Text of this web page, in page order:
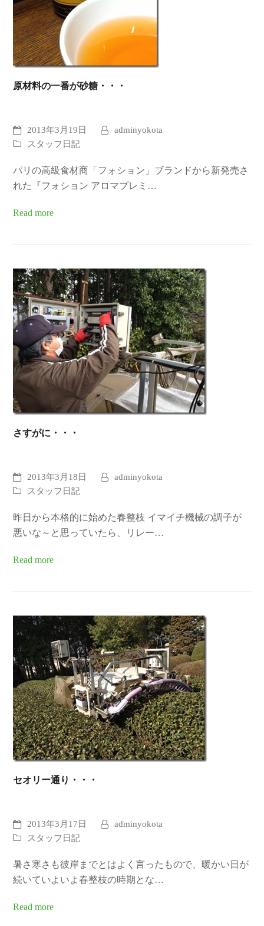
原材料の一番が砂糖・・・
2013年3月19日
adminyokota
スタッフ日記
パリの高級食材商「フォション」ブランドから新発売さ
れた『フォション アロマプレミ…
Read more
さすがに・・・
2013年3月18日
adminyokota
スタッフ日記
昨日から本格的に始めた春整枝 イマイチ機械の調子が
悪いな～と思っていたら、リレー…
Read more
セオリー通り・・・
2013年3月17日
adminyokota
スタッフ日記
暑さ寒さも彼岸までとはよく言ったもので、暖かい日が
続いていよいよ春整枝の時期とな…
Read more